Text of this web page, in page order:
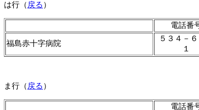
は行（ 戻る ）
電話番
福島赤十字病院
５３４－
１
ま行（ 戻る ）
電話番